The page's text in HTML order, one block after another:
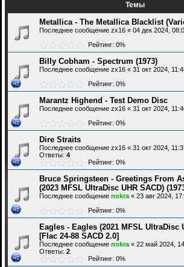
Темы
Metallica - The Metallica Blacklist
Последнее сообщение zx16 « 04 дек 2024,
Рейтинг: 0%
Billy Cobham - Spectrum (1973)
Последнее сообщение zx16 « 31 окт 2024,
Рейтинг: 0%
Marantz Highend - Test Demo Disc
Последнее сообщение zx16 « 31 окт 2024,
Рейтинг: 0%
Dire Straits
Последнее сообщение zx16 « 31 окт 2024,
Ответы: 4
Рейтинг: 0%
Bruce Springsteen - Greetings From
(2023 MFSL UltraDisc UHR SACD)
Последнее сообщение nokra « 23 авг 2024,
Рейтинг: 0%
Eagles - Eagles (2021 MFSL UltraDisc
[Flac 24-88 SACD 2.0]
Последнее сообщение nokra « 22 май 2024,
Ответы: 2
Рейтинг: 0%